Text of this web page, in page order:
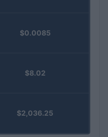
$0.0085
$8.02
$2,036.25